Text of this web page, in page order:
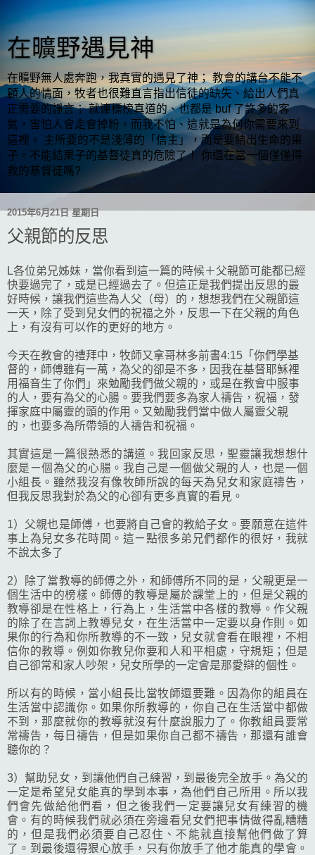
在曠野遇見神
在曠野無人處奔跑，我真實的遇見了神； 教會的講台不能不
顧人的情面，牧者也很難直言指出信徒的缺失、給出人們真
正需要的諍言； 就連標榜真道的、也都是 buf 了許多的客
氣，害怕人會走會掉粉，而我不怕、這就是為何你需要來到
這裡。 主所要的不是淺薄的「信主」，而是要結出生命的果
子，不能結果子的基督徒真的危險了！ 你還在當一個僅僅得
救的基督徒嗎?
2015年6月21日 星期日
父親節的反思
L各位弟兄姊妹，當你看到這一篇的時候＋父親節可能都已經
快要過完了，或是已經過去了。但這正是我們提出反思的最
好時候，讓我們這些為人父（母）的，想想我們在父親節這
一天，除了受到兒女們的祝福之外，反思一下在父親的角色
上，有沒有可以作的更好的地方。
今天在教會的禮拜中，牧師又拿哥林多前書4:15「 你們學基
督的，師傅雖有一萬，為父的卻是不多，因我在基督耶穌裡
用福音生了你們」來勉勵我們做父親的，或是在教會中服事
的人，要有為父的心腸。要我們要多為家人禱告，祝福，發
揮家庭中屬靈的頭的作用。 又勉勵我們當中做人屬靈父親
的，也要多為所帶領的人禱告和祝福。
其實這是一篇很熟悉的講道。我回家反思，聖靈讓我想想什
麼是ㄧ個為父的心腸。我自己是一個做父親的人，也是一個
小組長。雖然我沒有像牧師所說的每天為兒女和家庭禱告，
但我反思我對於為父的心卻有更多真實的看見。
1）父親也是師傅，也要將自己會的教給子女。要願意在這件
事上為兒女多花時間。這ㄧ點很多弟兄們都作的很好，我就
不說太多了
2）除了當教導的師傅之外，和師傅所不同的是，父親更是一
個生活中的榜樣。師傅的教導是屬於課堂上的，但是父親的
教導卻是在性格上，行為上，生活當中各樣的教導。作父親
的除了在言詞上教導兒女，在生活當中一定要以身作則。如
果你的行為和你所教導的不一致，兒女就會看在眼裡，不相
信你的教導。例如你教兒你要和人和平相處，守規矩；但是
自己卻常和家人吵架，兒女所學的一定會是那愛辯的個性。
所以有的時候，當小組長比當牧師還要難。因為你的組員在
生活當中認識你。如果你所教導的，你自己在生活當中都做
不到，那麼就你的教導就沒有什麼說服力了。你教組員要常
常禱告，每日禱告，但是如果你自己都不禱告，那還有誰會
聽你的？
3）幫助兒女，到讓他們自己練習，到最後完全放手。為父的
一定是希望兒女能真的學到本事，為他們自己所用。所以我
們會先做給他們看，但之後我們一定要讓兒女有練習的機
會。有的時候我們就必須在旁邊看兒女們把事情做得亂糟糟
的，但是我們必須要自己忍住、不能就直接幫他們做了算
了。到最後還得狠心放手，只有你放手了他才能真的學會。